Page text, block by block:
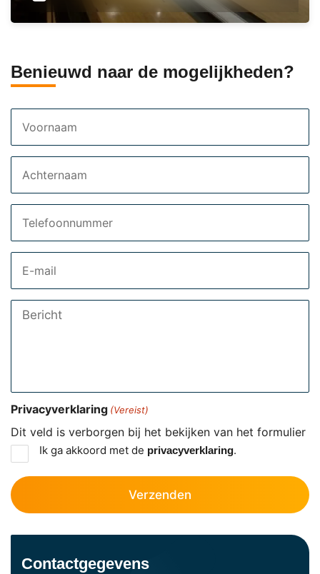
Benieuwd naar de mogelijkheden?
Bericht
Dit veld is verborgen bij het bekijken van het formulier
Privacyverklaring (Vereist)
Ik ga akkoord met de privacyverklaring.
Contactgegevens